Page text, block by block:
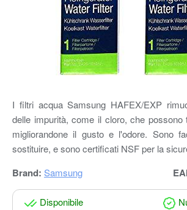
I filtri acqua Samsung HAFEX/EXP
delle impurità, come il cloro, che possono
migliorandone il gusto e l'odore. Sono
sostituire, e sono certificati NSF per la
Brand: Samsung
Disponibile